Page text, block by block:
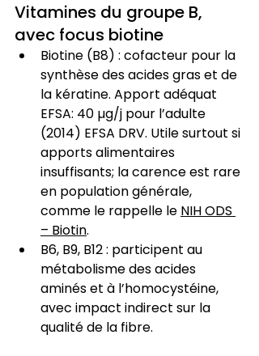
Vitamines du groupe B,
avec focus biotine
Biotine (B8) : cofacteur pour la
synthèse des acides gras et de
la kératine. Apport adéquat
EFSA: 40 µg/j pour l’adulte
(2014) EFSA DRV. Utile surtout si
apports alimentaires
insuffisants; la carence est rare
en population générale,
comme le rappelle le NIH ODS
– Biotin.
B6, B9, B12 : participent au
métabolisme des acides
aminés et à l’homocystéine,
avec impact indirect sur la
qualité de la fibre.